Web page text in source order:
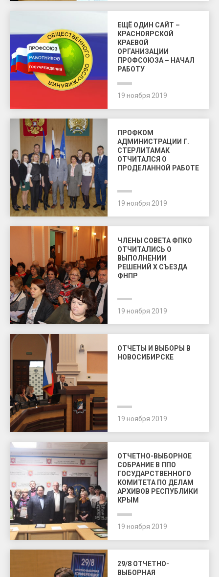
ЕЩЁ ОДИН САЙТ –
КРАСНОЯРСКОЙ
КРАЕВОЙ
ОРГАНИЗАЦИИ
ПРОФСОЮЗА – НАЧАЛ
РАБОТУ
19 ноября 2019
ПРОФКОМ
АДМИНИСТРАЦИИ Г.
СТЕРЛИТАМАК
ОТЧИТАЛСЯ О
ПРОДЕЛАННОЙ РАБОТЕ
19 ноября 2019
ЧЛЕНЫ СОВЕТА ФПКО
ОТЧИТАЛИСЬ О
ВЫПОЛНЕНИИ
РЕШЕНИЙ X СЪЕЗДА
ФНПР
19 ноября 2019
ОТЧЕТЫ И ВЫБОРЫ В
НОВОСИБИРСКЕ
19 ноября 2019
ОТЧЕТНО-ВЫБОРНОЕ
СОБРАНИЕ В ППО
ГОСУДАРСТВЕННОГО
КОМИТЕТА ПО ДЕЛАМ
АРХИВОВ РЕСПУБЛИКИ
КРЫМ
19 ноября 2019
29/8 ОТЧЕТНО-
ВЫБОРНАЯ